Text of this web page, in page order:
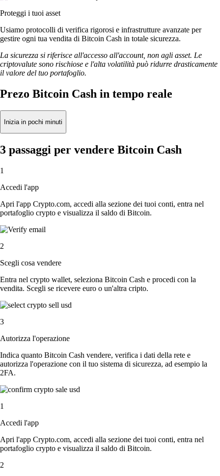
Proteggi i tuoi asset
Usiamo protocolli di verifica rigorosi e infrastrutture avanzate per
gestire ogni tua vendita di Bitcoin Cash in totale sicurezza.
La sicurezza si riferisce all'accesso all'account, non agli asset. Le
criptovalute sono rischiose e l'alta volatilità può ridurre drasticamente
il valore del tuo portafoglio.
Prezo Bitcoin Cash in tempo reale
Inizia in pochi minuti
3 passaggi per vendere Bitcoin Cash
1
Accedi l'app
Apri l'app Crypto.com, accedi alla sezione dei tuoi conti, entra nel
portafoglio crypto e visualizza il saldo di Bitcoin.
2
Scegli cosa vendere
Entra nel crypto wallet, seleziona Bitcoin Cash e procedi con la
vendita. Scegli se ricevere euro o un'altra cripto.
3
Autorizza l'operazione
Indica quanto Bitcoin Cash vendere, verifica i dati della rete e
autorizza l'operazione con il tuo sistema di sicurezza, ad esempio la
2FA.
1
Accedi l'app
Apri l'app Crypto.com, accedi alla sezione dei tuoi conti, entra nel
portafoglio crypto e visualizza il saldo di Bitcoin.
2